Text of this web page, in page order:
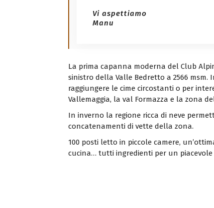
Vi aspettiamo
Manu
La prima capanna moderna del Club
sinistro della Valle Bedretto a 2566 msm.
raggiungere le cime circostanti o per
Vallemaggia, la val Formazza e la zona
In inverno la regione ricca di neve
concatenamenti di vette della zona.
100 posti letto in piccole camere,
cucina… tutti ingredienti per un